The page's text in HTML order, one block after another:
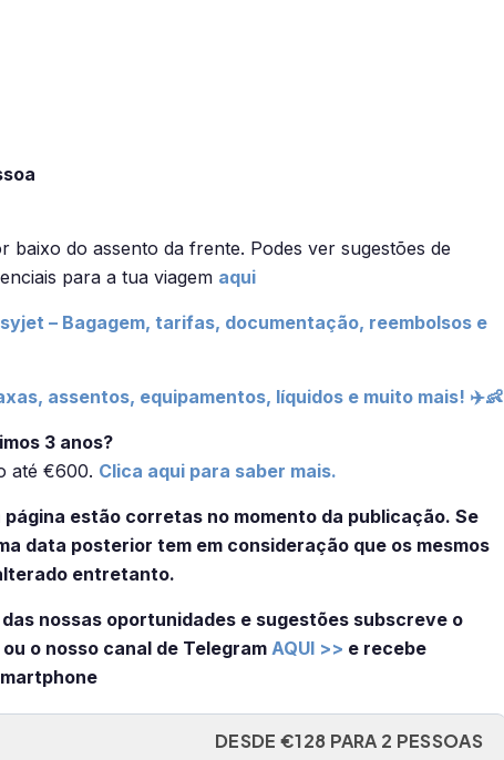
baixo do assento da frente. Podes ver sugestões de
para a tua viagem aqui
– Bagagem, tarifas, documentação, reembolsos e
assentos, equipamentos, líquidos e muito mais! ✈️👶
3 anos?
até €600. Clica aqui para saber mais.
estão corretas no momento da publicação. Se
data posterior tem em consideração que os mesmos
entretanto.
nossas oportunidades e sugestões subscreve o
ou o nosso canal de Telegram AQUI >> e recebe
DESDE €128 PARA 2 PESSOAS